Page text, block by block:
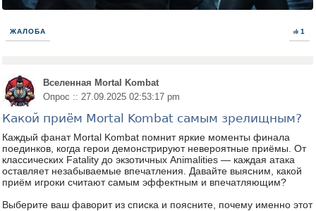
ЖАЛОБА 1
Вселенная Mortal Kombat
Опрос :: 27.09.2025 02:53:17 pm
Какой приём Mortal Kombat самым зрелищным?
Каждый фанат Mortal Kombat помнит яркие моменты финала
поединков, когда герои демонстрируют невероятные приёмы. От
классических Fatality до экзотичных Animalities — каждая атака
оставляет незабываемые впечатления. Давайте выясним, какой
приём игроки считают самым эффектным и впечатляющим?
Выберите ваш фаворит из списка и поясните, почему именно этот